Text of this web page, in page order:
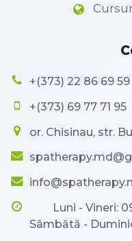
+(373) 22 86 69 59
+(373) 69 77 71 95
or. Chisinau, str.
Luni - Vineri:
Sâmbătă -